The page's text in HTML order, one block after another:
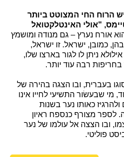
הרוח החי המצוטט ביותר
"אולי האינטלקטואל
אורח נערץ – גם מנודה ומושמץ
כמובן, ישראל. זו ישראל,
ניתן לו לגור בארצו שלו,
רבה עוד יותר.
בעברית, ובו הצגה בהירה של
מי שבעשׂור התשיעי לחייו אינו
כאותו נער בשנות
מצורף כנספח ראיון
ובו הצצה אל עולמו של נער
פוליטי.